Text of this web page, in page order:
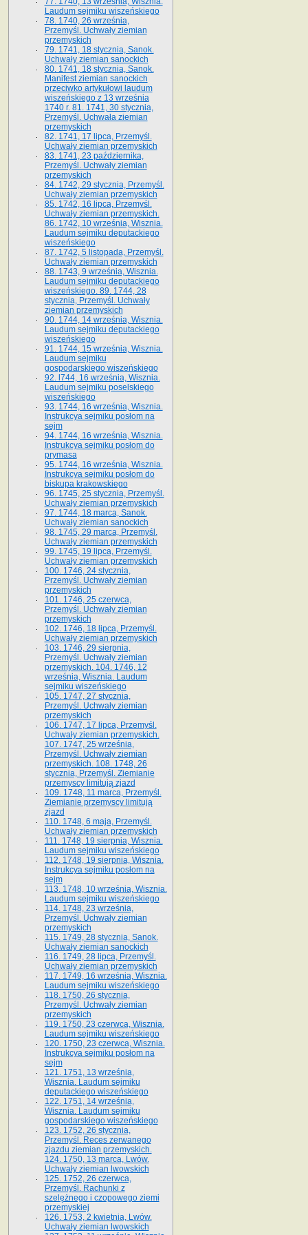
Laudum sejmiku wiszeńskiego
78. 1740, 26 września,
Przemyśl. Uchwały ziemian
przemyskich
79. 1741, 18 stycznia, Sanok.
Uchwały ziemian sanockich
80. 1741, 18 stycznia, Sanok.
Manifest ziemian sanockich
przeciwko artykułowi laudum
wiszeńskiego z 13 wrze­śnia
1740 r. 81. 1741, 30 stycznia,
Przemyśl. Uchwała ziemian
przemyskich
82. 1741, 17 lipca, Przemyśl.
Uchwały ziemian przemyskich
83. 1741, 23 października,
Przemyśl. Uchwały ziemian
przemyskich
84. 1742, 29 stycznia, Przemyśl.
Uchwały ziemian przemyskich
85. 1742, 16 lipca, Przemyśl.
Uchwały ziemian przemyskich.
86. 1742, 10 września, Wisznia.
Laudum sejmiku deputackiego
wiszeńskiego
87. 1742, 5 listopada, Przemyśl.
Uchwały ziemian przemyskich
88. 1743, 9 września, Wisznia.
Laudum sejmiku deputackiego
wiszeńskiego. 89. 1744, 28
stycznia, Przemyśl. Uchwały
ziemian przemyskich
90. 1744, 14 września, Wisznia.
Laudum sejmiku deputackiego
wiszeńskiego
91. 1744, 15 września, Wisznia.
Laudum sejmiku
gospodarskiego wiszeńskiego
92. l744, 16 września, Wisznia.
Laudum sejmiku poselskiego
wiszeńskiego
93. 1744, 16 września, Wisznia.
Instrukcya sejmiku posłom na
sejm
94. 1744, 16 września, Wisznia.
Instrukcya sejmiku posłom do
prymasa
95. 1744, 16 września, Wisznia.
Instrukcya sejmiku posłom do
biskupa krakowskiego
96. 1745, 25 stycznia, Przemyśl.
Uchwały ziemian przemyskich
97. 1744, 18 marca, Sanok.
Uchwały ziemian sanockich
98. 1745, 29 marca, Przemyśl.
Uchwały ziemian przemyskich
99. 1745, 19 lipca, Przemyśl.
Uchwały ziemian przemyskich
100. 1746, 24 stycznia,
Przemyśl. Uchwały ziemian
przemyskich
101. 1746, 25 czerwca,
Przemyśl. Uchwały ziemian
przemyskich
102. 1746, 18 lipca, Przemyśl.
Uchwały ziemian przemyskich
103. 1746, 29 sierpnia,
Przemyśl. Uchwały ziemian
przemyskich. 104. 1746, 12
września, Wisznia. Laudum
sejmiku wiszeńskiego
105. 1747, 27 stycznia,
Przemyśl. Uchwały ziemian
przemyskich
106. 1747, 17 lipca, Przemyśl.
Uchwały ziemian przemyskich.
107. 1747, 25 września,
Przemyśl. Uchwały ziemian
przemyskich. 108. 1748, 26
stycznia, Przemyśl. Ziemianie
przemyscy limitują zjazd
109. 1748, 11 marca, Przemyśl.
Ziemianie przemyscy limitują
zjazd
110. 1748, 6 maja, Przemyśl.
Uchwały ziemian przemyskich
111. 1748, 19 sierpnia, Wisznia.
Laudum sejmiku wiszeńskiego
112. 1748, 19 sierpnia, Wisznia.
Instrukcya sejmiku posłom na
sejm
113. 1748, 10 września, Wisznia.
Laudum sejmiku wiszeńskiego
114. 1748, 23 września,
Przemyśl. Uchwały ziemian
przemyskich
115. 1749, 28 stycznia, Sanok.
Uchwały ziemian sanockich
116. 1749, 28 lipca, Przemyśl.
Uchwały ziemian przemyskich
117. 1749, 16 września, Wisznia.
Laudum sejmiku wiszeńskiego
118. 1750, 26 stycznia,
Przemyśl. Uchwały ziemian
przemyskich
119. 1750, 23 czerwca, Wisznia.
Laudum sejmiku wiszeńskiego
120. 1750, 23 czerwca, Wisznia.
Instrukcya sejmiku posłom na
sejm
121. 1751, 13 września,
Wisznia. Laudum sejmiku
deputackiego wiszeńskiego
122. 1751, 14 września,
Wisznia. Laudum sejmiku
gospodarskiego wiszeńskiego
123. 1752, 26 stycznia,
Przemyśl. Reces zerwanego
zjazdu ziemian przemyskich.
124. 1750, 13 marca, Lwów.
Uchwały ziemian lwowskich
125. 1752, 26 czerwca,
Przemyśl. Rachunki z
szelężnego i czopowego ziemi
przemyskiej
126. 1753, 2 kwietnia, Lwów.
Uchwały ziemian lwowskich